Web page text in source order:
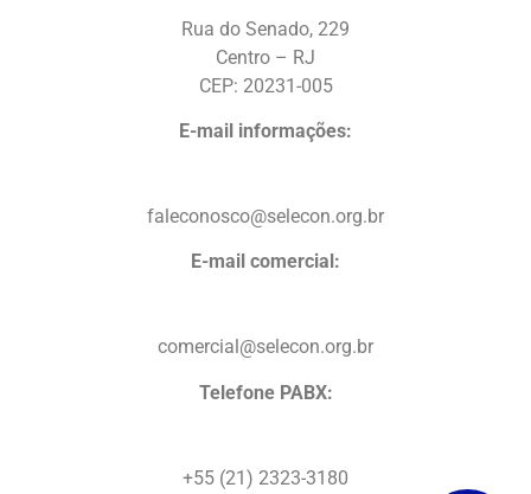
Rua do Senado, 229
Centro – RJ
CEP: 20231-005
E-mail informações:
faleconosco@selecon.org.br
E-mail comercial:
comercial@selecon.org.br
Telefone PABX:
+55 (21) 2323-3180